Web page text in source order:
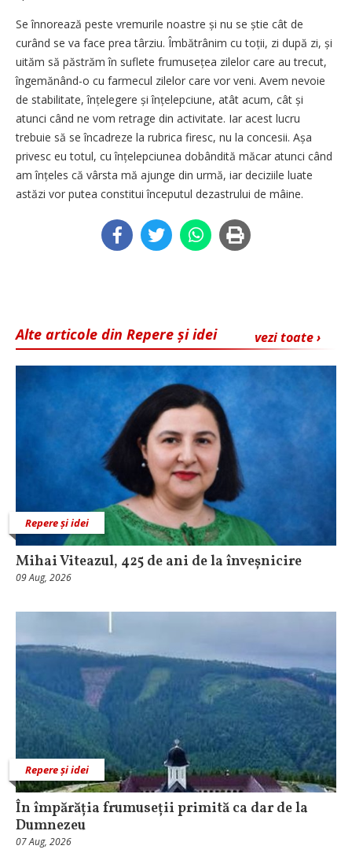
Se înnorează peste vremurile noastre și nu se știe cât de
curând se va face prea târziu. Îmbătrânim cu toții, zi după zi, și
uităm să păstrăm în suflete frumusețea zilelor care au trecut,
îngemănând-o cu farmecul zilelor care vor veni. Avem nevoie
de stabilitate, înțele­gere și înțelepciune, atât acum, cât și
atunci când ne vom retrage din activitate. Iar acest lucru
trebuie să se încadreze la rubrica firesc, nu la concesii. Așa
privesc eu totul, cu înțelepciunea dobândită măcar atunci când
am înțeles că vârsta mă ajunge din urmă, iar deciziile luate
astăzi vor putea constitui începutul dezastrului de mâine.
vezi toate ›
Alte articole din Repere și idei
Repere și idei
Mihai Viteazul, 425 de ani de la înveșnicire
09 Aug, 2026
Repere și idei
În împărăția frumuseții primită ca dar de la
Dumnezeu
07 Aug, 2026